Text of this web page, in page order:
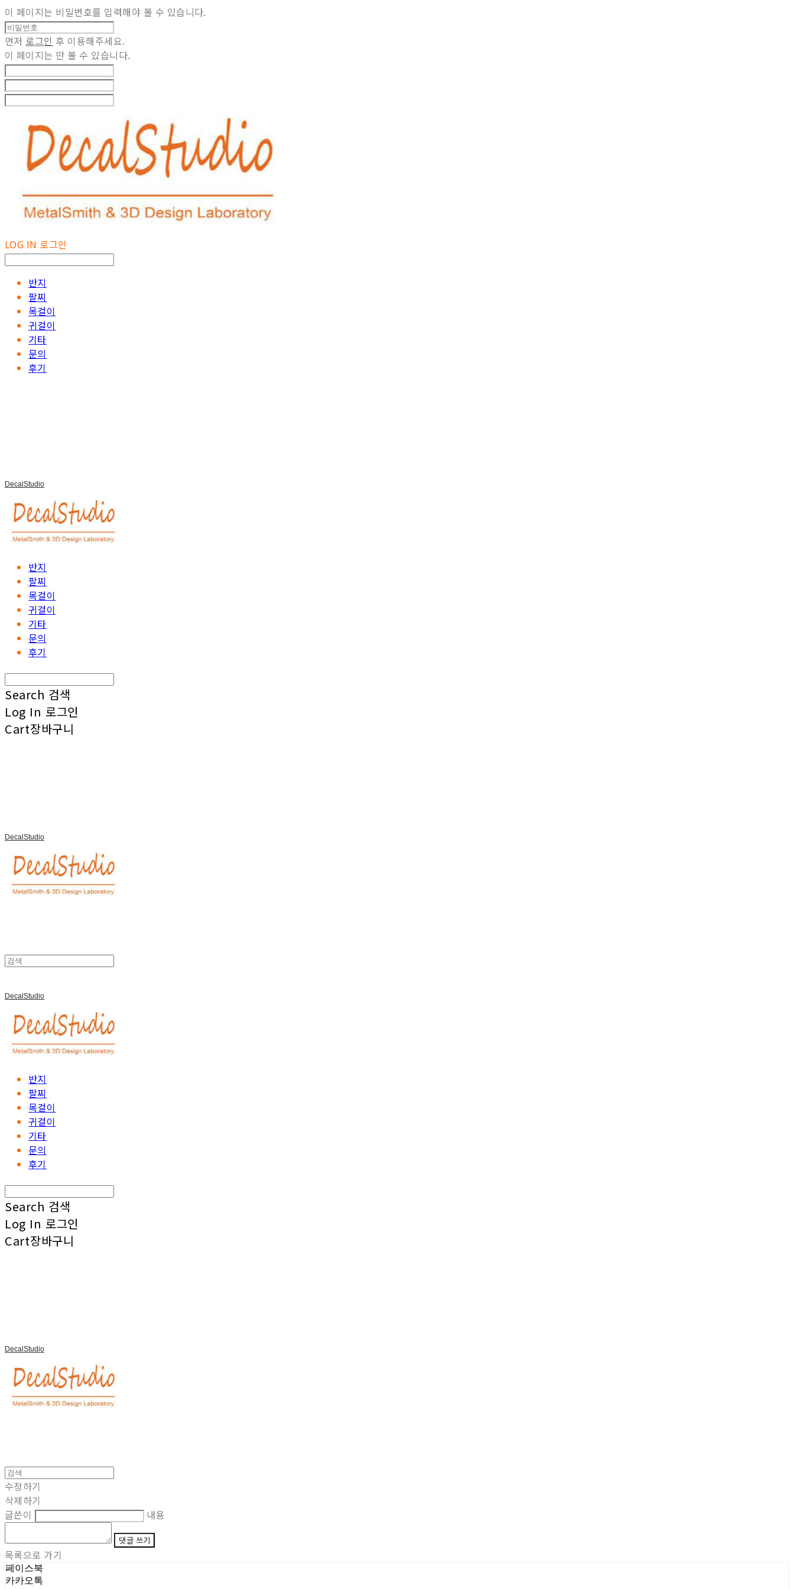
이 페이지는 비밀번호를 입력해야 볼 수 있습니다.
먼저 로그인 후 이용해주세요.
이 페이지는 만 볼 수 있습니다.
LOG IN 로그인
반지
팔찌
목걸이
귀걸이
기타
문의
후기
DecalStudio
반지
팔찌
목걸이
귀걸이
기타
문의
후기
Search 검색
Log In 로그인
Cart장바구니
DecalStudio
DecalStudio
반지
팔찌
목걸이
귀걸이
기타
문의
후기
Search 검색
Log In 로그인
Cart장바구니
DecalStudio
수정하기
삭제하기
글쓴이
내용
댓글 쓰기
목록으로 가기
페이스북
카카오톡